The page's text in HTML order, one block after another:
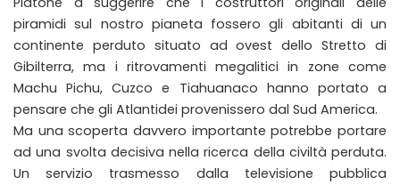
piramidi sul nostro pianeta fossero gli abitanti di un
continente perduto situato ad ovest dello Stretto di
Gibilterra, ma i ritrovamenti megalitici in zone come
Machu Pichu, Cuzco e Tiahuanaco hanno portato a
pensare che gli Atlantidei provenissero dal Sud America.
Ma una scoperta davvero importante potrebbe portare
ad una svolta decisiva nella ricerca della civiltà perduta.
Un servizio trasmesso dalla televisione pubblica